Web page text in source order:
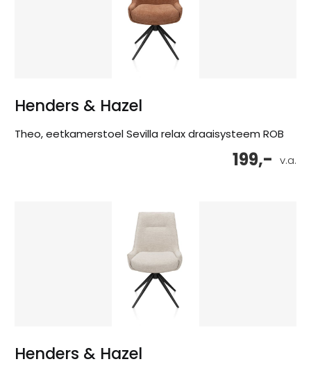
Henders & Hazel
Theo, eetkamerstoel Sevilla relax draaisysteem ROB
v.a.
199,-
Henders & Hazel